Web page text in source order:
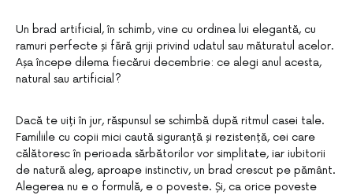
Un brad artificial, în schimb, vine cu ordinea lui elegantă, cu
ramuri perfecte și fără griji privind udatul sau măturatul acelor.
Așa începe dilema fiecărui decembrie: ce alegi anul acesta,
natural sau artificial?
Dacă te uiți în jur, răspunsul se schimbă după ritmul casei tale.
Familiile cu copii mici caută siguranță și rezistență, cei care
călătoresc în perioada sărbătorilor vor simplitate, iar iubitorii
de natură aleg, aproape instinctiv, un brad crescut pe pământ.
Alegerea nu e o formulă, e o poveste. Și, ca orice poveste